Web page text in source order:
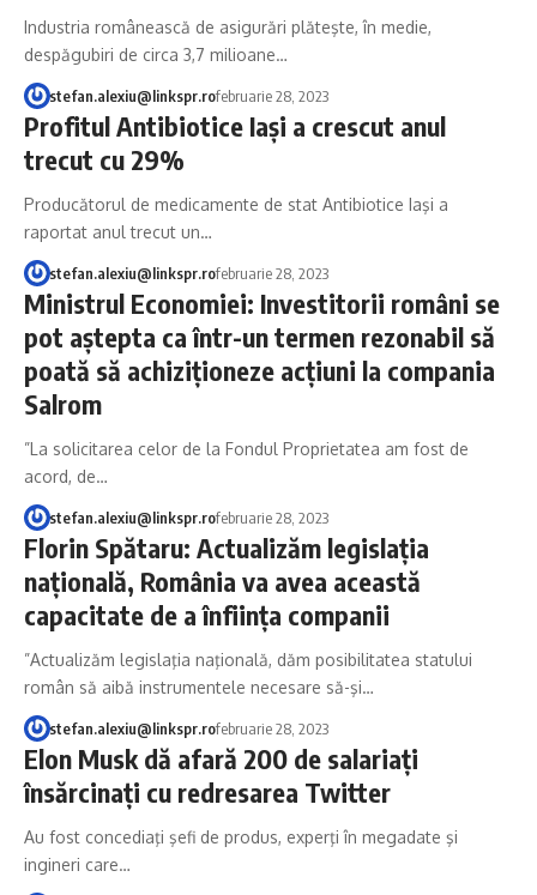
Industria românească de asigurări plăteşte, în medie,
despăgubiri de circa 3,7 milioane…
stefan.alexiu@linkspr.rofebruarie 28, 2023
Profitul Antibiotice Iaşi a crescut anul
trecut cu 29%
Producătorul de medicamente de stat Antibiotice Iaşi a
raportat anul trecut un…
stefan.alexiu@linkspr.rofebruarie 28, 2023
Ministrul Economiei: Investitorii români se
pot aştepta ca într-un termen rezonabil să
poată să achiziţioneze acţiuni la compania
Salrom
”La solicitarea celor de la Fondul Proprietatea am fost de
acord, de…
stefan.alexiu@linkspr.rofebruarie 28, 2023
Florin Spătaru: Actualizăm legislaţia
naţională, România va avea această
capacitate de a înfiinţa companii
”Actualizăm legislaţia naţională, dăm posibilitatea statului
român să aibă instrumentele necesare să-şi…
stefan.alexiu@linkspr.rofebruarie 28, 2023
Elon Musk dă afară 200 de salariaţi
însărcinaţi cu redresarea Twitter
Au fost concediaţi şefi de produs, experţi în megadate şi
ingineri care…